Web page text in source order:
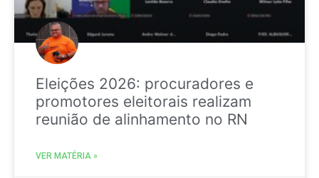
Eleições 2026: procuradores e
promotores eleitorais realizam
reunião de alinhamento no RN
VER MATÉRIA »